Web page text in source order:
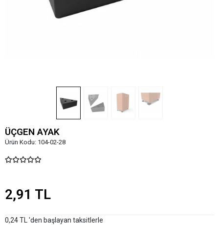
ÜÇGEN AYAK
Ürün Kodu: 104-02-28
2,91 TL
0,24 TL 'den başlayan taksitlerle